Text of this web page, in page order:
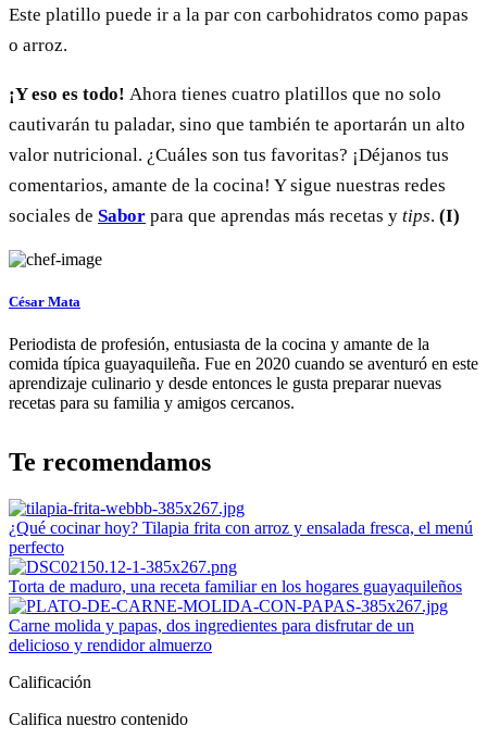
Este platillo puede ir a la par con carbohidratos como papas
o arroz.
¡Y eso es todo! Ahora tienes cuatro platillos que no solo
cautivarán tu paladar, sino que también te aportarán un alto
valor nutricional. ¿Cuáles son tus favoritas? ¡Déjanos tus
comentarios, amante de la cocina! Y sigue nuestras redes
sociales de Sabor para que aprendas más recetas y tips. (I)
César Mata
Periodista de profesión, entusiasta de la cocina y amante de la
comida típica guayaquileña. Fue en 2020 cuando se aventuró en este
aprendizaje culinario y desde entonces le gusta preparar nuevas
recetas para su familia y amigos cercanos.
Te recomendamos
¿Qué cocinar hoy? Tilapia frita con arroz y ensalada fresca, el menú
perfecto
Torta de maduro, una receta familiar en los hogares guayaquileños
Carne molida y papas, dos ingredientes para disfrutar de un
delicioso y rendidor almuerzo
Calificación
Califica nuestro contenido